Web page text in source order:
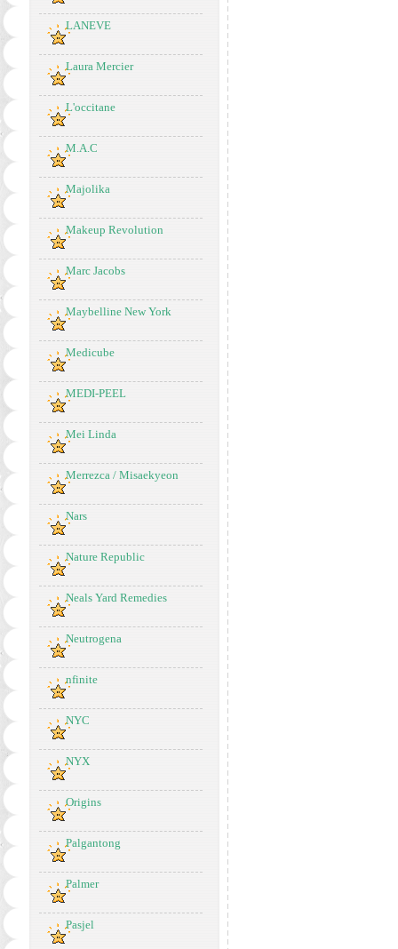
LANEVE
Laura Mercier
L'occitane
M.A.C
Majolika
Makeup Revolution
Marc Jacobs
Maybelline New York
Medicube
MEDI-PEEL
Mei Linda
Merrezca / Misaekyeon
Nars
Nature Republic
Neals Yard Remedies
Neutrogena
nfinite
NYC
NYX
Origins
Palgantong
Palmer
Pasjel